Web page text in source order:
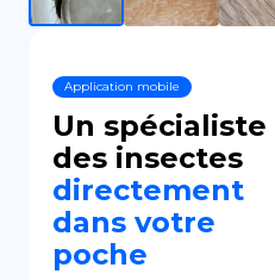
Application mobile
Un spécialiste
des insectes
directement
dans votre
poche